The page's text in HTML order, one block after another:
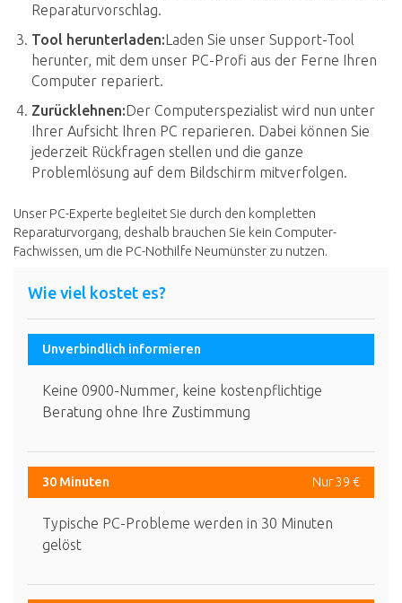
Reparaturvorschlag.
Tool herunterladen:Laden Sie unser Support-Tool
herunter, mit dem unser PC-Profi aus der Ferne Ihren
Computer repariert.
Zurücklehnen:Der Computerspezialist wird nun unter
Ihrer Aufsicht Ihren PC reparieren. Dabei können Sie
jederzeit Rückfragen stellen und die ganze
Problemlösung auf dem Bildschirm mitverfolgen.
Unser PC-Experte begleitet Sie durch den kompletten
Reparaturvorgang, deshalb brauchen Sie kein Computer-
Fachwissen, um die PC-Nothilfe Neumünster zu nutzen.
Wie viel kostet es?
Unverbindlich informieren
Keine 0900-Nummer, keine kostenpflichtige
Beratung ohne Ihre Zustimmung
30 Minuten Nur 39 €
Typische PC-Probleme werden in 30 Minuten
gelöst